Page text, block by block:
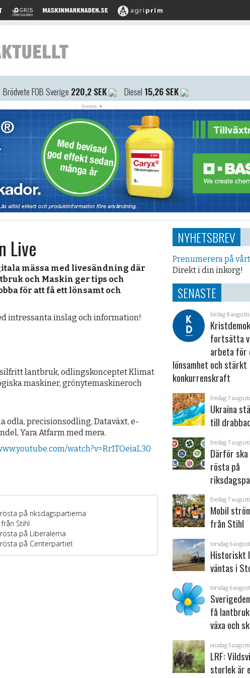
Brödvete FOB Sverige 220,2 SEK Diesel 15,26 SEK
Live
mässa med livesändning där
och Maskin ger tips och
för att få ett lönsamt och
intressanta inslag och information!
lantbruk, odlingskonceptet Klimat
maskiner, grönytemaskineroch
odla, precisionsodling, Dataväxt, e-
Yara Atfarm med mera.
watch?v=Rr1TOeiaL30
NYHETSBREV
Prenumerera på
Direkt i din inkorg!
SENASTE
lördag 8 augusti
fortsätta
arbeta för
lönsamhet och stärkt
konkurrenskraft
fredag 7 augusti
Ukraina
till
fredag 7 augusti
Därför
rösta på
fredag 7 augusti
Mobil
från Stihl
torsdag 6
Historiskt
väntas i
torsdag 6
få
växa och
onsdag 5 augusti
LRF:
storlek är